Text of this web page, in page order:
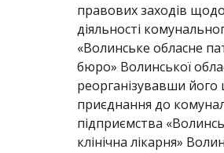
правових заходів
діяльності
«Волинське обласне
бюро» Волинської
реорганізувавши
приєднання до
підприємства
клінічна лікарня»